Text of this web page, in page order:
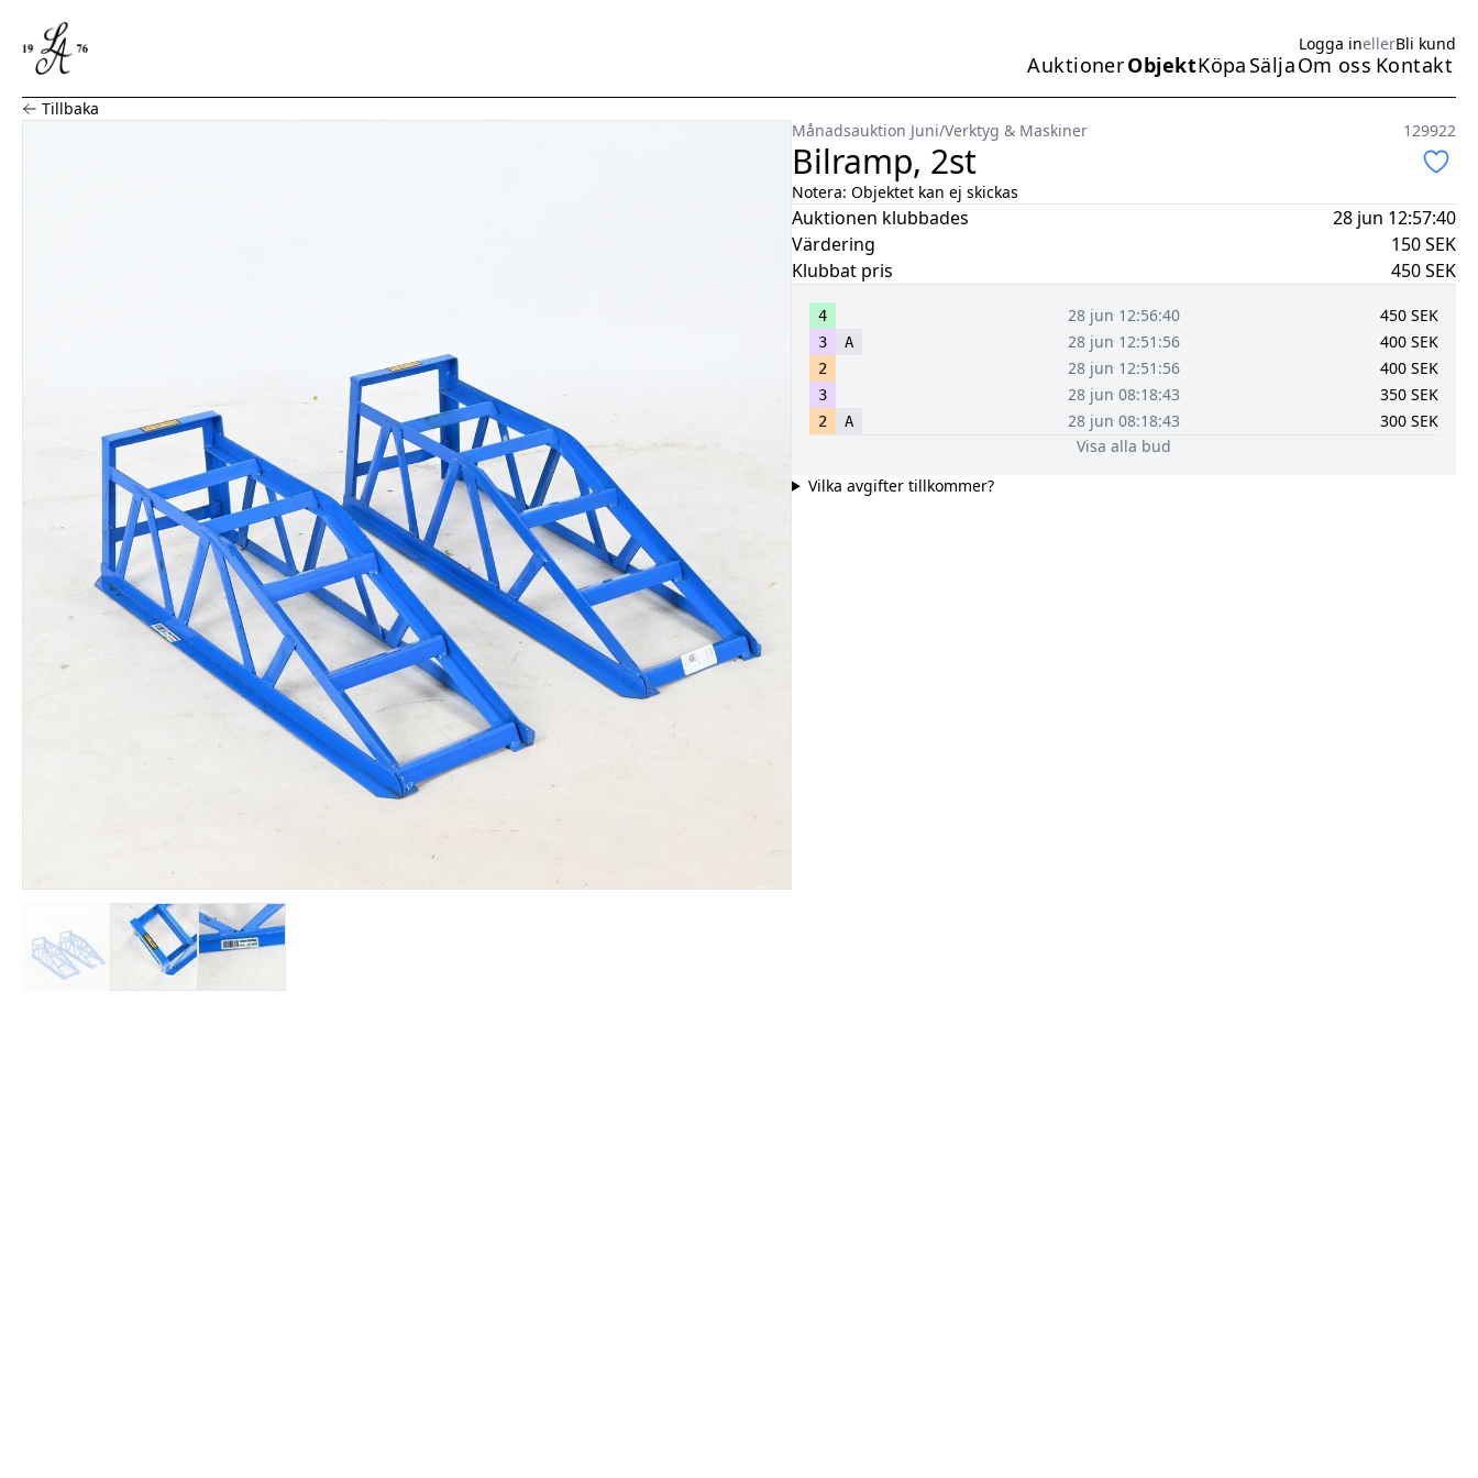
Logga inellerBli kund
Huvudmeny
AuktionerObjektKöpa SäljaOm oss Kontakt
Bilramp, 2st
Tillbaka
Månadsauktion Juni/Verktyg & Maskiner 129922
Bilramp, 2st
Notera: Objektet kan ej skickas
Auktionen klubbades
28 jun 12:57:40
Värdering
150SEK
Klubbat pris
450SEK
4 28 jun 12:56:40 450 SEK
3 A 28 jun 12:51:56 400 SEK
2 28 jun 12:51:56 400 SEK
3 28 jun 08:18:43 350 SEK
2 A 28 jun 08:18:43 300 SEK
Visa alla bud
Vilka avgifter tillkommer?